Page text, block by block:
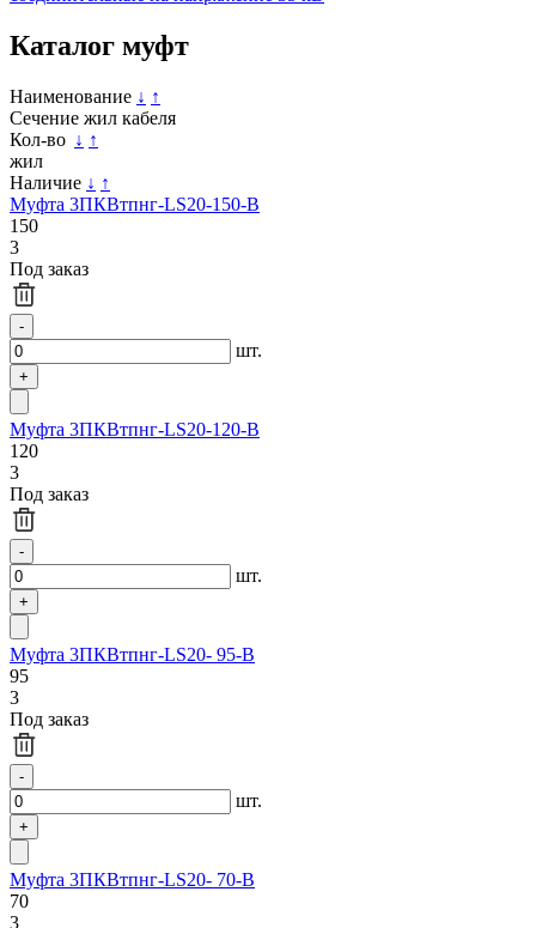
Каталог муфт
Наименование ↓ ↑
Сечение жил кабеля
Кол-во
жил
↓ ↑
Наличие ↓ ↑
Муфта 3ПКВтпнг-LS20-150-В
150
3
Под заказ
шт.
Муфта 3ПКВтпнг-LS20-120-В
120
3
Под заказ
шт.
Муфта 3ПКВтпнг-LS20- 95-В
95
3
Под заказ
шт.
Муфта 3ПКВтпнг-LS20- 70-В
70
3